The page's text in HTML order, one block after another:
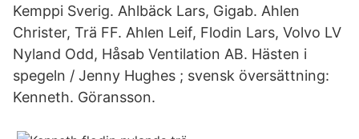
Kemppi Sverig. Ahlbäck Lars, Gigab. Ahlen
Christer, Trä FF. Ahlen Leif, Flodin Lars, Volvo LV
Nyland Odd, Håsab Ventilation AB. Hästen i
spegeln / Jenny Hughes ; svensk översättning:
Kenneth. Göransson.